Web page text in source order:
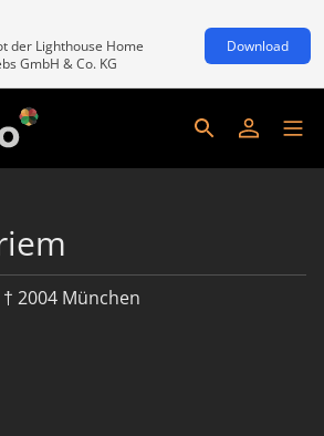
der Lighthouse Home
GmbH & Co. KG
Download
2004 München